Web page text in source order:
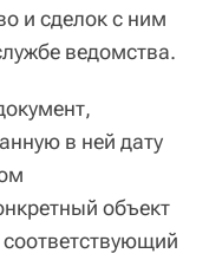
и сделок с ним
ведомства.
в ней дату
объект